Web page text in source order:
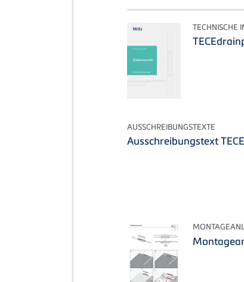
TECHNISCHE
AUSSCHREIBUNGSTEXTE
Ausschreibungstext